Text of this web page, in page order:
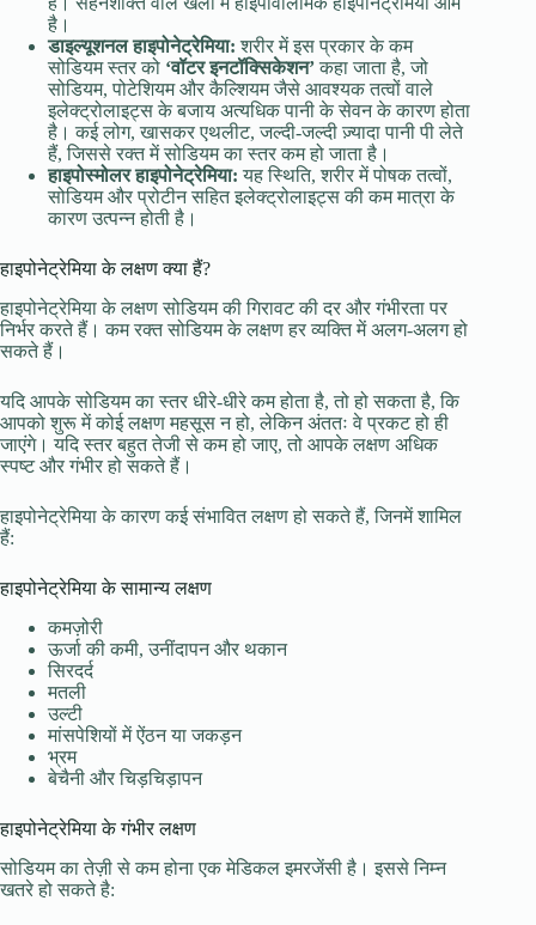
है।
डाइल्यूशनल हाइपोनेट्रेमिया: शरीर में इस प्रकार के कम
सोडियम स्तर को ‘वॉटर इनटॉक्सिकेशन’कहा जाता है, जो
सोडियम, पोटेशियम और कैल्शियम जैसे आवश्यक तत्वों वाले
इलेक्ट्रोलाइट्स के बजाय अत्यधिक पानी के सेवन के कारण होता
है। कई लोग, खासकर एथलीट, जल्दी-जल्दी ज़्यादा पानी पी लेते
हैं, जिससे रक्त में सोडियम का स्तर कम हो जाता है।
हाइपोस्मोलर हाइपोनेट्रेमिया: यह स्थिति, शरीर में पोषक तत्वों,
सोडियम और प्रोटीन सहित इलेक्ट्रोलाइट्स की कम मात्रा के
कारण उत्पन्न होती है।
हाइपोनेट्रेमिया के लक्षण क्या हैं?
हाइपोनेट्रेमिया के लक्षण सोडियम की गिरावट की दर और गंभीरता पर
निर्भर करते हैं। कम रक्त सोडियम के लक्षण हर व्यक्ति में अलग-अलग हो
सकते हैं।
यदि आपके सोडियम का स्तर धीरे-धीरे कम होता है, तो हो सकता है, कि
आपको शुरू में कोई लक्षण महसूस न हो, लेकिन अंततः वे प्रकट हो ही
जाएंगे। यदि स्तर बहुत तेजी से कम हो जाए, तो आपके लक्षण अधिक
स्पष्ट और गंभीर हो सकते हैं।
हाइपोनेट्रेमिया के कारण कई संभावित लक्षण हो सकते हैं, जिनमें शामिल
हैं:
हाइपोनेट्रेमिया के सामान्य लक्षण
कमज़ोरी
ऊर्जा की कमी, उनींदापन और थकान
सिरदर्द
मतली
उल्टी
मांसपेशियों में ऐंठन या जकड़न
भ्रम
बेचैनी और चिड़चिड़ापन
हाइपोनेट्रेमिया के गंभीर लक्षण
सोडियम का तेज़ी से कम होना एक मेडिकल इमरजेंसी है। इससे निम्न
खतरे हो सकते है: